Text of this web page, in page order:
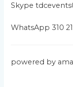
Skype
WhatsApp 310
powered by